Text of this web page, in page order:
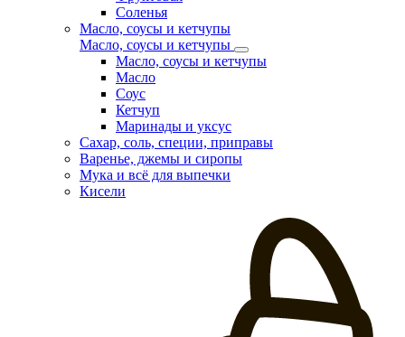
Соленья
Масло, соусы и кетчупы
Масло, соусы и кетчупы
Масло, соусы и кетчупы
Масло
Соус
Кетчуп
Маринады и уксус
Сахар, соль, специи, приправы
Варенье, джемы и сиропы
Мука и всё для выпечки
Кисели